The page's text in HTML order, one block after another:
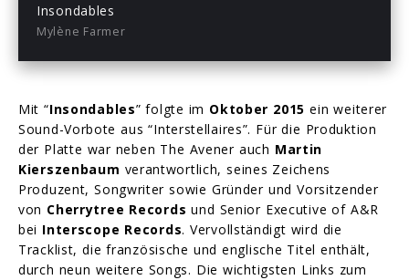
Insondables
Mylène Farmer
Mit “Insondables” folgte im Oktober 2015 ein weiterer
Sound-Vorbote aus “Interstellaires”. Für die Produktion
der Platte war neben The Avener auch Martin
Kierszenbaum verantwortlich, seines Zeichens
Produzent, Songwriter sowie Gründer und Vorsitzender
von Cherrytree Records und Senior Executive of A&R
bei Interscope Records. Vervollständigt wird die
Tracklist, die französische und englische Titel enthält,
durch neun weitere Songs. Die wichtigsten Links zum